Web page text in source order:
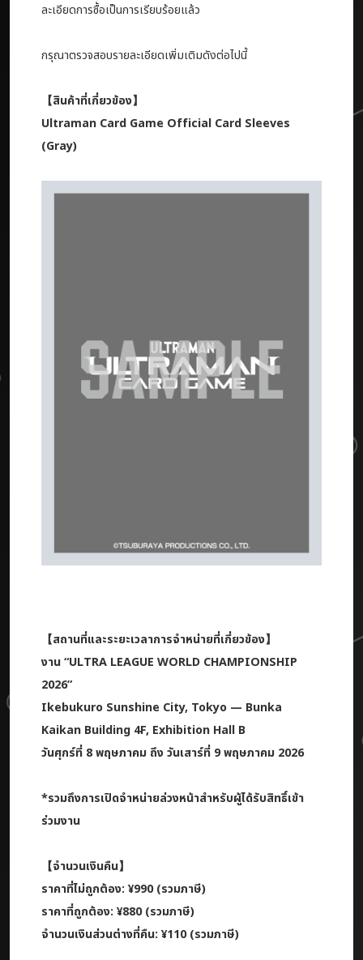
ละเอียดการซื้อเป็นการเรียบร้อยแล้ว
กรุณาตรวจสอบรายละเอียดเพิ่มเติมดังต่อไปนี้
【สินค้าที่เกี่ยวข้อง】
Ultraman Card Game Official Card Sleeves
(Gray)
【สถานที่และระยะเวลาการจำหน่ายที่เกี่ยวข้อง】
งาน“ULTRA LEAGUE WORLD CHAMPIONSHIP
2026”
Ikebukuro Sunshine City, Tokyo — Bunka
Kaikan Building 4F, Exhibition Hall B
วันศุกร์ที่ 8 พฤษภาคม ถึง วันเสาร์ที่ 9 พฤษภาคม 2026
*รวมถึงการเปิดจำหน่ายล่วงหน้าสำหรับผู้ได้รับสิทธิ์เข้า
ร่วมงาน
【จำนวนเงินคืน】
ราคาที่ไม่ถูกต้อง: ¥990 (รวมภาษี)
ราคาที่ถูกต้อง: ¥880 (รวมภาษี)
จำนวนเงินส่วนต่างที่คืน: ¥110 (รวมภาษี)